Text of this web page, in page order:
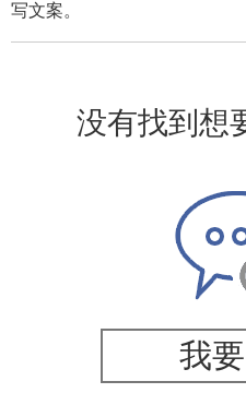
写文案。
没有找到想
我